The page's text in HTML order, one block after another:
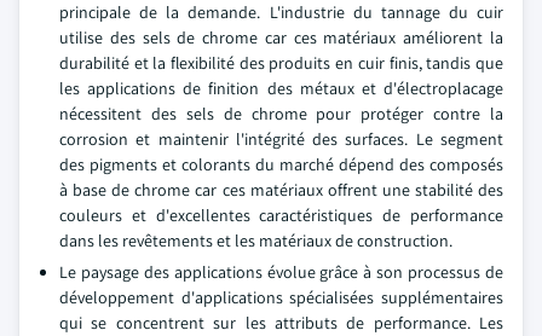
principale de la demande. L'industrie du tannage du cuir
utilise des sels de chrome car ces matériaux améliorent la
durabilité et la flexibilité des produits en cuir finis, tandis que
les applications de finition des métaux et d'électroplacage
nécessitent des sels de chrome pour protéger contre la
corrosion et maintenir l'intégrité des surfaces. Le segment
des pigments et colorants du marché dépend des composés
à base de chrome car ces matériaux offrent une stabilité des
couleurs et d'excellentes caractéristiques de performance
dans les revêtements et les matériaux de construction.
Le paysage des applications évolue grâce à son processus de
développement d'applications spécialisées supplémentaires
qui se concentrent sur les attributs de performance. Les